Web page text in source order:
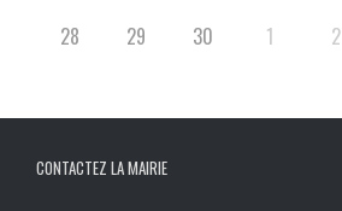
28 29 30 1 2
CONTACTEZ LA MAIRIE